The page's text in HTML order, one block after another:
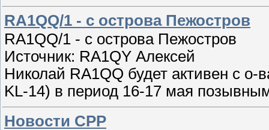
RA1QQ/1 - с острова Пежостров
RA1QQ/1 - с острова Пежостров
Источник: RA1QY Алексей
Николай RA1QQ будет активен с
KL-14) в период 16-17 мая
Новости СРР